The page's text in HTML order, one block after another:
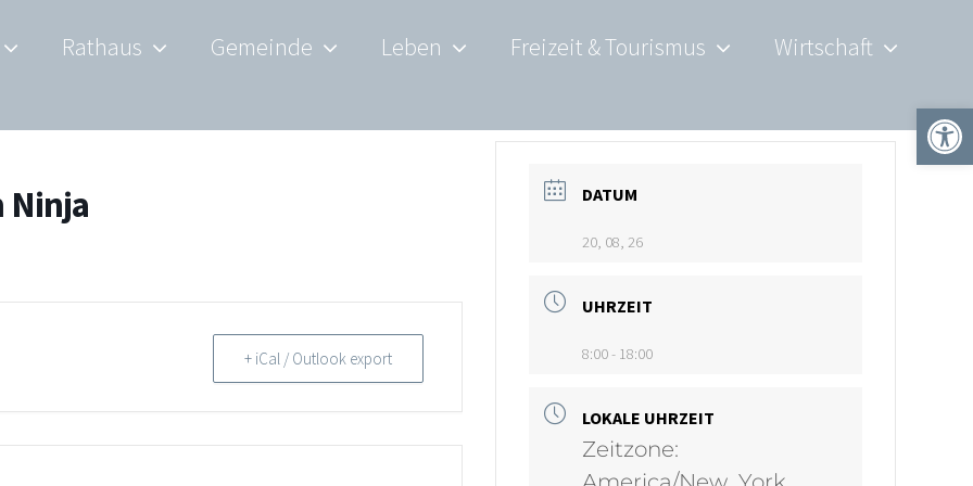
Rathaus Gemeinde Leben Freizeit & Tourismus Wirtschaft
Ninja
+ iCal / Outlook export
DATUM
20, 08, 26
UHRZEIT
8:00 - 18:00
LOKALE UHRZEIT
Zeitzone: